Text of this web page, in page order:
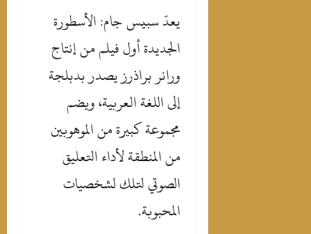
‎يعدّ سبيس جام: الأسطورة
الجديدة أول فيلم من إنتاج
ورانر براذرز يصدر بدبلجة
إلى اللغة العربية، ويضم
مجموعة كبيرة من الموهوبين
من المنطقة لأداء التعليق
الصوتي لتلك لشخصيات
المحبوبة.